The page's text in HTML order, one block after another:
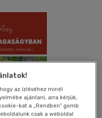
az ízléséhez minél
ajánlani, arra kérjük,
kat a „Rendben” gomb
csak a weboldal